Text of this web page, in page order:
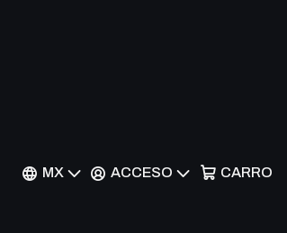
MX ACCESO CARRO
221 - Common